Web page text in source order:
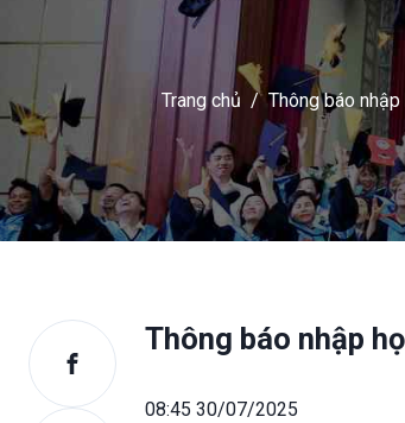
Trang chủ / Thông báo
Thông báo nhập
08:45 30/07/2025